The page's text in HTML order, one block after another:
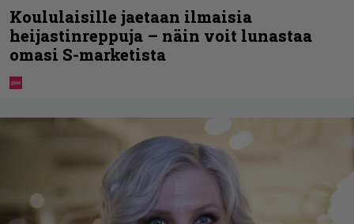
Koululaisille jaetaan ilmaisia
heijastinreppuja – näin voit lunastaa
omasi S-marketista